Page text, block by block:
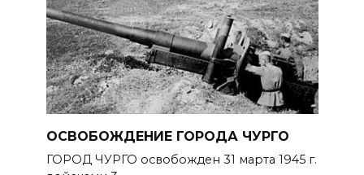
ОСВОБОЖДЕНИЕ ГОРОДА ЧУРГО
ГОРОД ЧУРГО освобожден 31 марта 1945 г.